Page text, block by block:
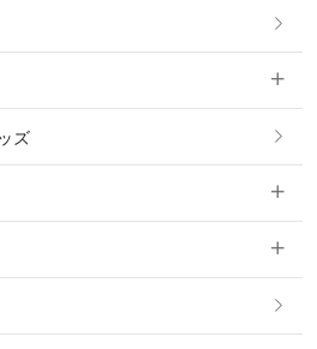
ロット
タンクトップ
ピース
ズ
貨